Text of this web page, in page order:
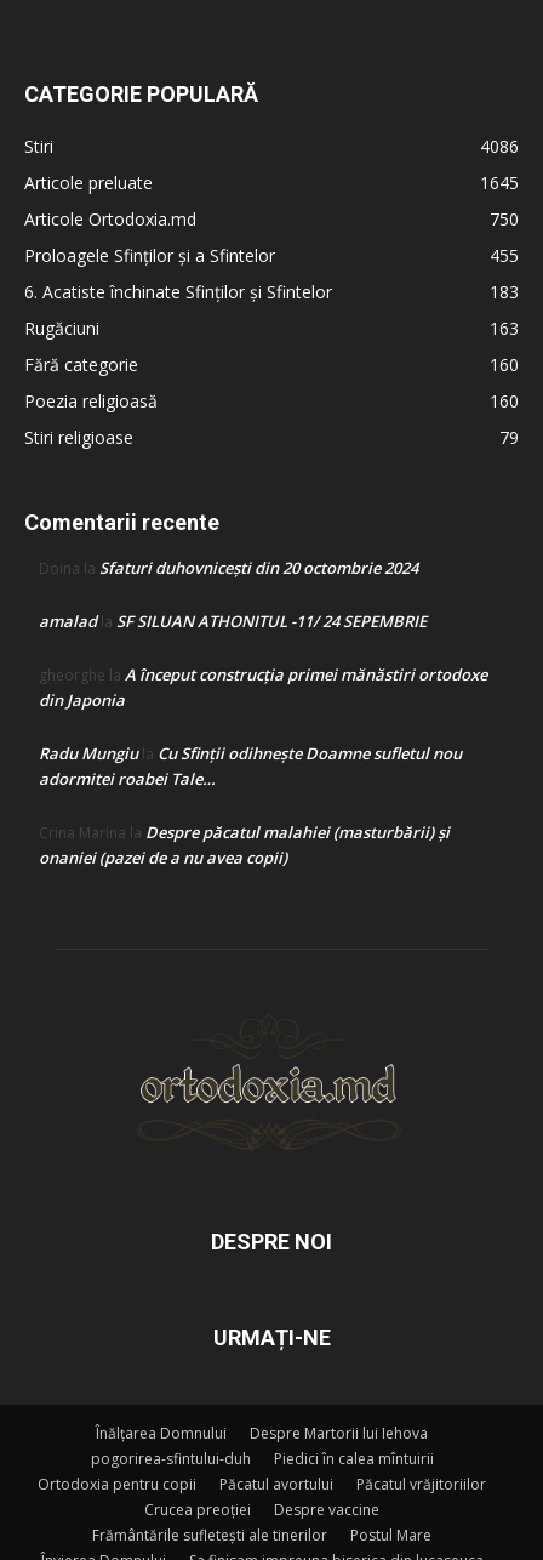
CATEGORIE POPULARĂ
Stiri
4086
Articole preluate
1645
Articole Ortodoxia.md
750
Proloagele Sfinților și a Sfintelor
455
6. Acatiste închinate Sfinților și Sfintelor
183
Rugăciuni
163
Fără categorie
160
Poezia religioasă
160
Stiri religioase
79
Comentarii recente
Doina la Sfaturi duhovnicești din 20 octombrie 2024
amaladla SF SILUAN ATHONITUL -11/ 24 SEPEMBRIE
gheorghe la A început construcţia primei mănăstiri ortodoxe
din Japonia
Radu Mungiula Cu Sfinții odihnește Doamne sufletul nou
adormitei roabei Tale…
Crina Marina la Despre păcatul malahiei (masturbării) şi
onaniei (pazei de a nu avea copii)
DESPRE NOI
URMAȚI-NE
Înălțarea Domnului
Despre Martorii lui Iehova
pogorirea-sfintului-duh
Piedici în calea mîntuirii
Ortodoxia pentru copii
Păcatul avortului
Păcatul vrăjitoriilor
Crucea preoției
Despre vaccine
Frământările sufletești ale tinerilor
Postul Mare